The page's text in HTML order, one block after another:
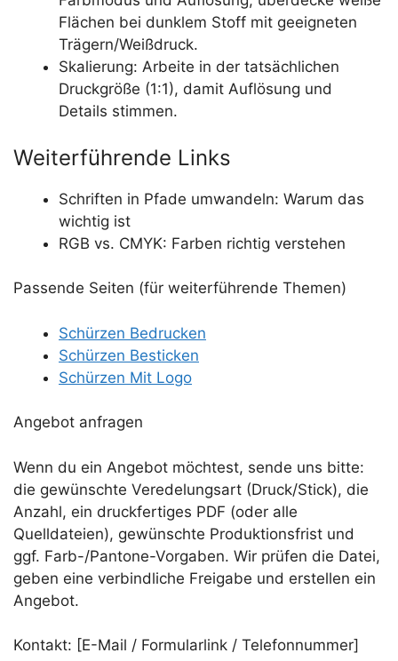
Flächen bei dunklem Stoff mit geeigneten
Trägern/Weißdruck.
Skalierung: Arbeite in der tatsächlichen
Druckgröße (1:1), damit Auflösung und
Details stimmen.
Weiterführende Links
Schriften in Pfade umwandeln: Warum das
wichtig ist
RGB vs. CMYK: Farben richtig verstehen
Passende Seiten (für weiterführende Themen)
Schürzen Bedrucken
Schürzen Besticken
Schürzen Mit Logo
Angebot anfragen
Wenn du ein Angebot möchtest, sende uns bitte:
die gewünschte Veredelungsart (Druck/Stick), die
Anzahl, ein druckfertiges PDF (oder alle
Quelldateien), gewünschte Produktionsfrist und
ggf. Farb-/Pantone-Vorgaben. Wir prüfen die Datei,
geben eine verbindliche Freigabe und erstellen ein
Angebot.
Kontakt: [E-Mail / Formularlink / Telefonnummer]